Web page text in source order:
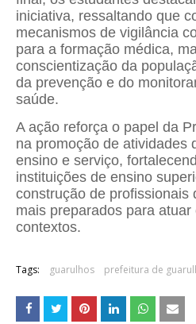
iniciativa, ressaltando que
mecanismos de vigilância
para a formação médica,
conscientização da
da prevenção e do
saúde.
A ação reforça o papel da
na promoção de atividades
ensino e serviço,
instituições de ensino
construção de profissionais
mais preparados para
contextos.
Tags: guarulhos prefeitura de